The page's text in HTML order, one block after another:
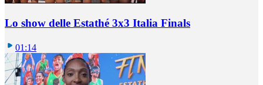
Lo show delle Estathé 3x3 Italia Finals
01:14